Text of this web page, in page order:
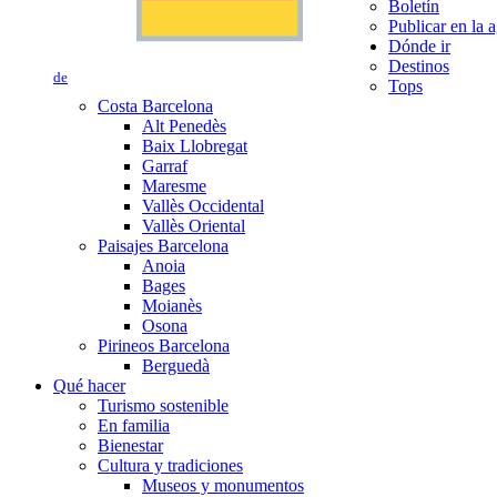
de
Boletín
Publicar en la
Dónde ir
Destinos
Tops
Costa Barcelona
Alt Penedès
Baix Llobregat
Garraf
Maresme
Vallès Occidental
Vallès Oriental
Paisajes Barcelona
Anoia
Bages
Moianès
Osona
Pirineos Barcelona
Berguedà
Qué hacer
Turismo sostenible
En familia
Bienestar
Cultura y tradiciones
Museos y monumentos